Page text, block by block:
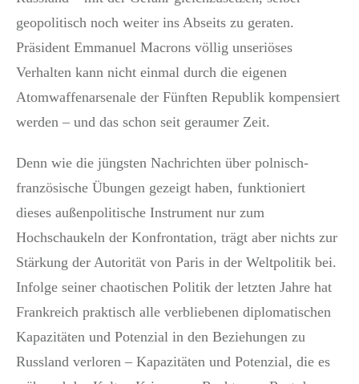
geopolitisch noch weiter ins Abseits zu geraten.
Präsident Emmanuel Macrons völlig unseriöses
Verhalten kann nicht einmal durch die eigenen
Atomwaffenarsenale der Fünften Republik kompensiert
werden – und das schon seit geraumer Zeit.
Denn wie die jüngsten Nachrichten über polnisch-
französische Übungen gezeigt haben, funktioniert
dieses außenpolitische Instrument nur zum
Hochschaukeln der Konfrontation, trägt aber nichts zur
Stärkung der Autorität von Paris in der Weltpolitik bei.
Infolge seiner chaotischen Politik der letzten Jahre hat
Frankreich praktisch alle verbliebenen diplomatischen
Kapazitäten und Potenzial in den Beziehungen zu
Russland verloren – Kapazitäten und Potenzial, die es